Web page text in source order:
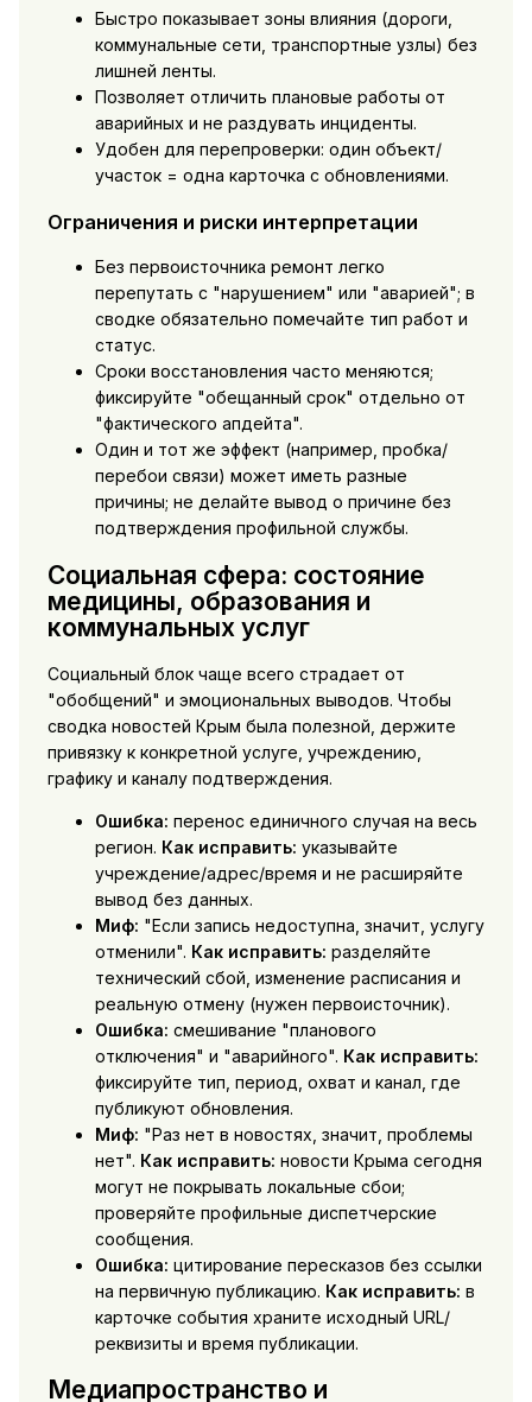
Быстро показывает зоны влияния (дороги,
коммунальные сети, транспортные узлы) без
лишней ленты.
Позволяет отличить плановые работы от
аварийных и не раздувать инциденты.
Удобен для перепроверки: один объект/
участок = одна карточка с обновлениями.
Ограничения и риски интерпретации
Без первоисточника ремонт легко
перепутать с "нарушением" или "аварией"; в
сводке обязательно помечайте тип работ и
статус.
Сроки восстановления часто меняются;
фиксируйте "обещанный срок" отдельно от
"фактического апдейта".
Один и тот же эффект (например, пробка/
перебои связи) может иметь разные
причины; не делайте вывод о причине без
подтверждения профильной службы.
Социальная сфера: состояние
медицины, образования и
коммунальных услуг
Социальный блок чаще всего страдает от
"обобщений" и эмоциональных выводов. Чтобы
сводка новостей Крым была полезной, держите
привязку к конкретной услуге, учреждению,
графику и каналу подтверждения.
Ошибка: перенос единичного случая на весь
регион. Как исправить: указывайте
учреждение/адрес/время и не расширяйте
вывод без данных.
Миф: "Если запись недоступна, значит, услугу
отменили". Как исправить: разделяйте
технический сбой, изменение расписания и
реальную отмену (нужен первоисточник).
Ошибка: смешивание "планового
отключения" и "аварийного". Как исправить:
фиксируйте тип, период, охват и канал, где
публикуют обновления.
Миф: "Раз нет в новостях, значит, проблемы
нет". Как исправить: новости Крыма сегодня
могут не покрывать локальные сбои;
проверяйте профильные диспетчерские
сообщения.
Ошибка: цитирование пересказов без ссылки
на первичную публикацию. Как исправить: в
карточке события храните исходный URL/
реквизиты и время публикации.
Медиапространство и